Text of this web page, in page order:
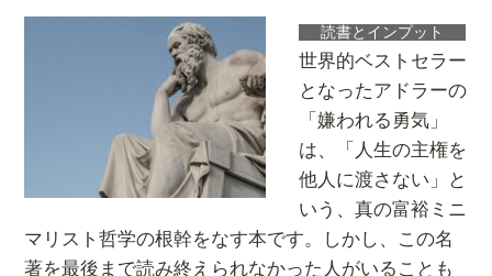
読書とインプット
世界的ベストセラー
となったアドラーの
「嫌われる勇気」
は、「人生の主権を
他人に渡さない」と
いう、真の富裕ミニ
マリスト哲学の根幹をなす本です。しかし、この名
著を最後まで読み終えられなかった人がいることも